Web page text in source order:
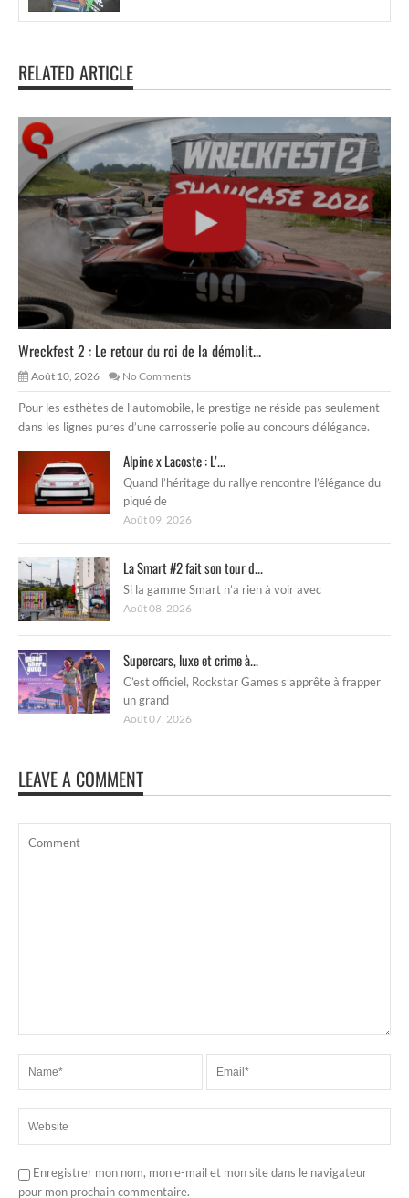
RELATED ARTICLE
Wreckfest 2 : Le retour du roi de la démolit...
Août 10, 2026 No Comments
Pour les esthètes de l’automobile, le prestige ne réside pas seulement
dans les lignes pures d’une carrosserie polie au concours d’élégance.
Alpine x Lacoste : L’...
Quand l’héritage du rallye rencontre l’élégance du
piqué de
Août 09, 2026
La Smart #2 fait son tour d...
Si la gamme Smart n’a rien à voir avec
Août 08, 2026
Supercars, luxe et crime à...
C’est officiel, Rockstar Games s’apprête à frapper
un grand
Août 07, 2026
LEAVE A COMMENT
Enregistrer mon nom, mon e-mail et mon site dans le navigateur
pour mon prochain commentaire.